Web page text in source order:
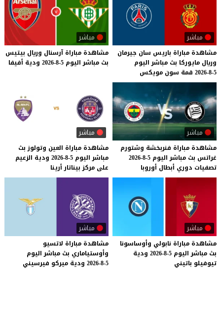
مباشر
مشاهدة مباراة باريس سان جيرمان
وريال مايوركا بث مباشر اليوم
5-8-2026
قمة سون مويكس
مباشر
مشاهدة مباراة آرسنال وريال بيتيس
بث مباشر اليوم 5-8-2026 ودية أفيفا
مباشر
مشاهدة مباراة فنربخشة وشتورم
غراتس بث مباشر اليوم 5-8-2026
تصفيات دوري أبطال أوروبا
مباشر
مشاهدة مباراة العين وتولوز بث
مباشر اليوم 5-8-2026 ودية الزعيم
على مركز بيناتار أرينا
مباشر
مشاهدة مباراة نابولي وأوساسونا
بث مباشر اليوم 5-8-2026
ودية
تيوفيلو باتيني
مباشر
مشاهدة مباراة لاتسيو
وأوستياماري بث مباشر اليوم
5-8-2026
ودية ميركو فيرسيني